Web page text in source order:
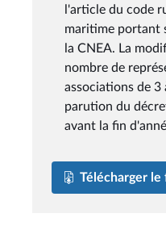
l'article du code
maritime portant
la CNEA. La
nombre de
associations de 3
parution du
avant la fin
Télécharger